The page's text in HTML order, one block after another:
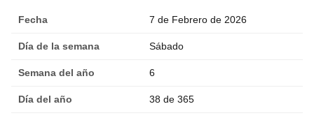
Fecha 7 de Febrero de 2026
Día de la semana Sábado
Semana del año 6
Día del año 38 de 365